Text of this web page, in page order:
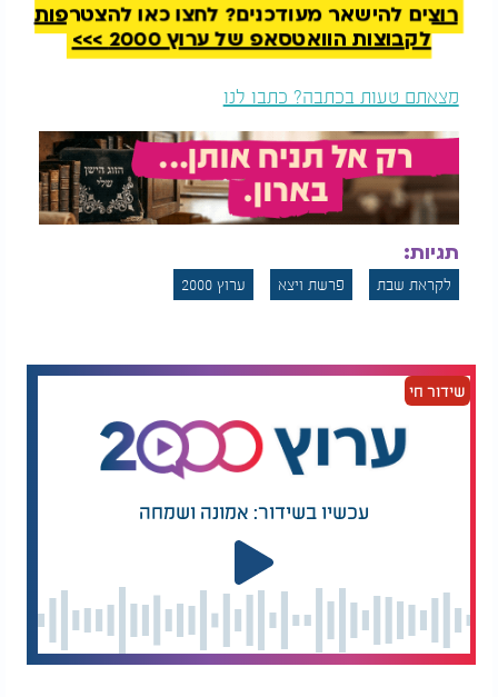
רוצים להישאר מעודכנים? לחצו כאן להצטרפות
לקבוצות הוואטסאפ של ערוץ 2000 >>>
מצאתם טעות בכתבה? כתבו לנו
תגיות:
לקראת שבת פרשת ויצא ערוץ 2000
שידור חי
עכשיו בשידור: אמונה ושמחה